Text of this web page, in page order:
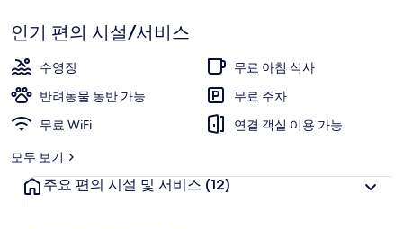
버
의
사
진
기
인기 편의 시설/서비스
수영장
무료 아침 식사
반려동물 동반 가능
무료 주차
무료 WiFi
연결 객실 이용 가능
모두 보기
주요 편의 시설 및 서비스 (12)